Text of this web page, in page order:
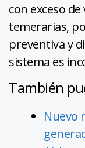
con exceso
temerarias,
preventiva y
sistema es
También
Nuevo